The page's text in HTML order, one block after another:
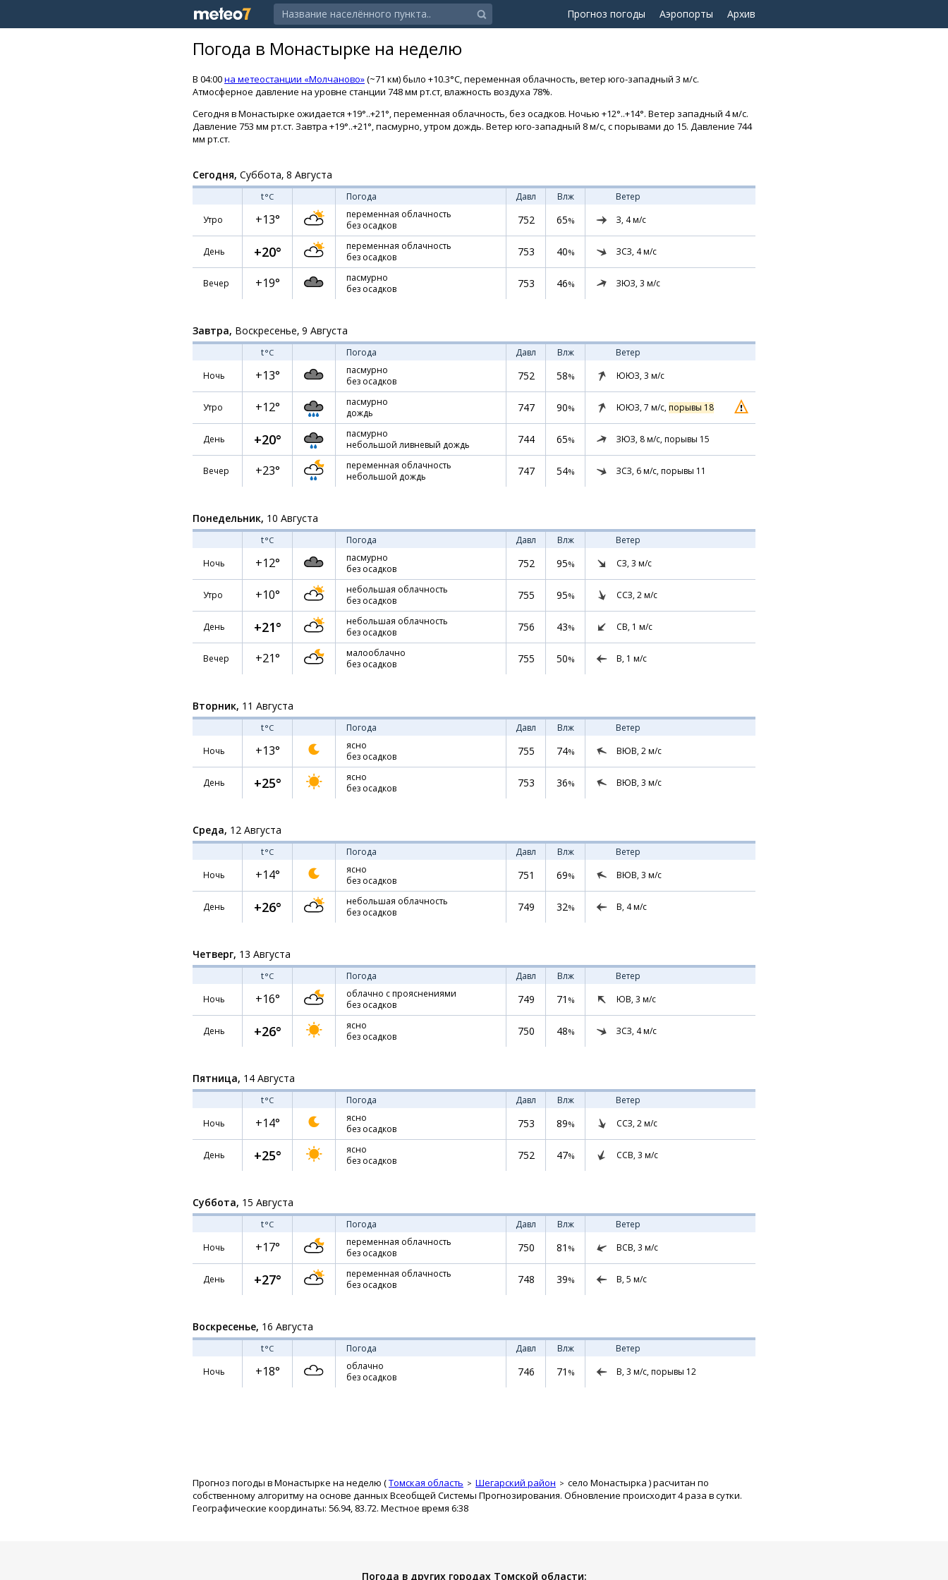
Прогноз погоды Аэропорты Архив
Погода в Монастырке на неделю
В 04:00на метеостанции «Молчаново»(~71 км) было +10.3°C, переменная облачность, ветер юго-западный 3 м/с.
Атмосферное давление на уровне станции 748 мм рт.ст, влажность воздуха 78%.
Сегодня в Монастырке ожидается +19°..+21°, переменная облачность, без осадков. Ночью +12°..+14°. Ветер западный 4 м/с.
Давление 753 мм рт.ст. Завтра +19°..+21°, пасмурно, утром дождь. Ветер юго-западный 8 м/с, с порывами до 15. Давление 744
мм рт.ст.
Сегодня, Суббота, 8 Августа
t°C Погода Давл Влж
Ветер
Утро
+13°
переменная облачность
без осадков
752 65% З, 4м/с
День +20°
переменная облачность
без осадков
753 40% ЗСЗ, 4м/с
Вечер +19°
пасмурно
без осадков
753 46% ЗЮЗ, 3 м/с
Завтра, Воскресенье, 9 Августа
t°C Погода Давл Влж
Ветер
Ночь
+13°
пасмурно
без осадков
752 58% ЮЮЗ, 3 м/с
Утро +12°
пасмурно
дождь
747 90% ЮЮЗ, 7 м/с, порывы 18
День +20°
пасмурно
небольшой ливневый дождь
744 65% ЗЮЗ, 8м/с, порывы 15
Вечер +23°
переменная облачность
небольшой дождь
747 54% ЗСЗ, 6м/с, порывы 11
Понедельник, 10 Августа
t°C Погода Давл Влж
Ветер
Ночь
+12°
пасмурно
без осадков
752 95% СЗ, 3 м/с
Утро +10°
небольшая облачность
без осадков
755 95% ССЗ, 2м/с
День +21°
небольшая облачность
без осадков
756 43% СВ, 1 м/с
Вечер +21°
малооблачно
без осадков
755 50% В, 1 м/с
Вторник, 11 Августа
t°C Погода Давл Влж
Ветер
Ночь
+13°
ясно
без осадков
755 74% ВЮВ, 2м/с
День +25°
ясно
без осадков
753 36% ВЮВ, 3 м/с
Среда, 12 Августа
t°C Погода Давл Влж
Ветер
Ночь
+14°
ясно
без осадков
751 69% ВЮВ, 3 м/с
День +26°
небольшая облачность
без осадков
749 32% В, 4м/с
Четверг, 13 Августа
t°C Погода Давл Влж
Ветер
Ночь
+16°
облачно с прояснениями
без осадков
749 71 % ЮВ, 3 м/с
День +26°
ясно
без осадков
750 48% ЗСЗ, 4м/с
Пятница, 14 Августа
t°C Погода Давл Влж
Ветер
Ночь
+14°
ясно
без осадков
753 89% ССЗ, 2м/с
День +25°
ясно
без осадков
752 47% ССВ, 3 м/с
Суббота, 15 Августа
t°C Погода Давл Влж
Ветер
Ночь
+17°
переменная облачность
без осадков
750 81 % ВСВ, 3 м/с
День +27°
переменная облачность
без осадков
748 39% В, 5 м/с
Воскресенье, 16 Августа
t°C Погода Давл Влж
Ветер
Ночь
+18°
облачно
без осадков
746 71 % В, 3 м/с, порывы 12
Прогноз погоды в Монастырке на неделю (Томская область Шегарский район село Монастырка ) расчитан по
собственному алгоритму на основе данных Всеобщей Системы Прогнозирования. Обновление происходит 4 раза в сутки.
Географические координаты: 56.94, 83.72. Местное время 6:38
Погода в других городах Томской области: